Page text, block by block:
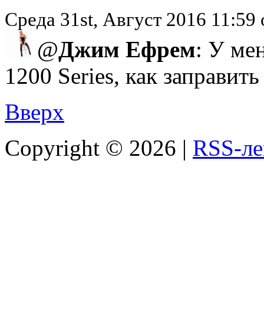
Среда 31st, Август 2016
@Джим Ефрем: У
1200 Series, как
Вверх
Copyright © 2026 | RSS-